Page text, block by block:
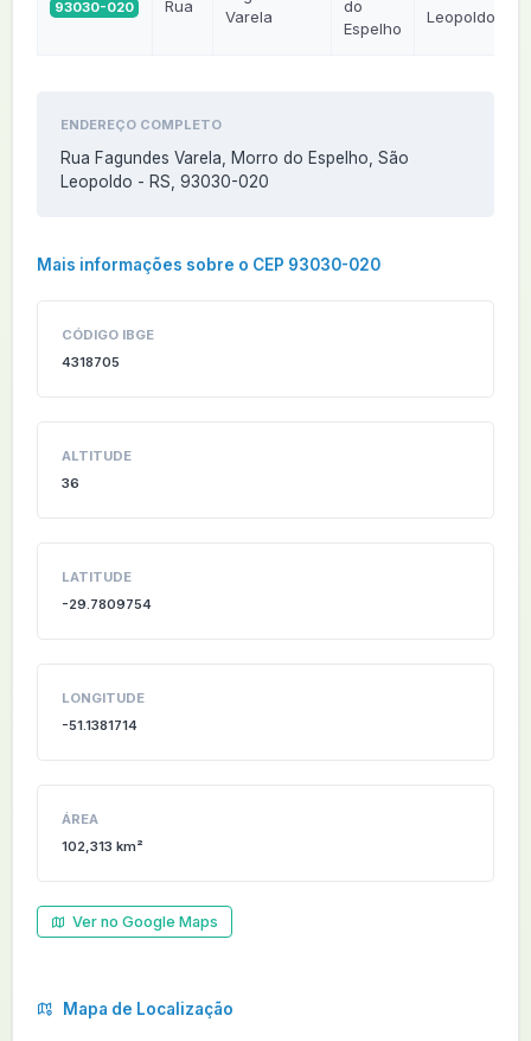
93030-020 Rua
Varela
do
Espelho
Leopoldo
ENDEREÇO COMPLETO
Rua Fagundes Varela, Morro do Espelho, São
Leopoldo - RS, 93030-020
Mais informações sobre o CEP 93030-020
CÓDIGO IBGE
4318705
ALTITUDE
36
LATITUDE
-29.7809754
LONGITUDE
-51.1381714
ÁREA
102,313 km²
Ver no Google Maps
Mapa de Localização